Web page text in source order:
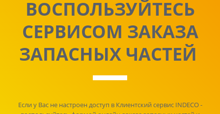
ВОСПОЛЬЗУЙТЕСЬ
СЕРВИСОМ ЗАКАЗА
ЗАПАСНЫХ ЧАСТЕЙ
Если у Вас не настроен доступ в Клиентский сервис INDECO -